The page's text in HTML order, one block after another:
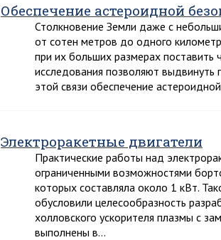
Обеспечение астероидной
Столкновение Земли даже с
от сотен метров до одного
при их больших размерах поставить
исследования позволяют
этой связи обеспечение
Электроракетные двигатели
Практические работы над
ограниченными возможностями
которых составляла около 1 кВт.
обусловили целесообразность
холловского ускорителя плазмы с
выполнены в…